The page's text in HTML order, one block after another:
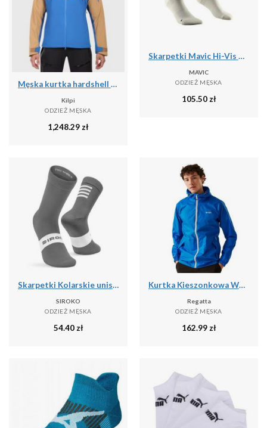
Męska kurtka hardshell Kilpi TRINITY-M
Kilpi
ODZIEŻ MĘSKA
1,248.29 zł
Skarpetki Mavic Hi-Vis High
MAVIC
ODZIEŻ MĘSKA
105.50 zł
Skarpetki Kolarskie unisex SIROKO S1 Grey Saas
SIROKO
ODZIEŻ MĘSKA
54.40 zł
Kurtka Kieszonkowa Wodoodporna Męska + Worek Pack It III
Regatta
ODZIEŻ MĘSKA
162.99 zł